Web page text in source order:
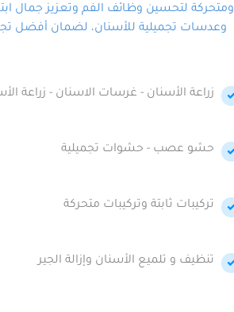
ومتحركة لتحسين وظائف الفم وتعزيز جمال
وعدسات تجميلية للأسنان، لضمان أفضل
زراعة الأسنان - غرسات الاسنان - زراعة
حشو عصب - حشوات تجميلية
تركيبات ثابتة وتركيبات متحركة
تنظيف و تلميع الأسنان وإزالة الجير